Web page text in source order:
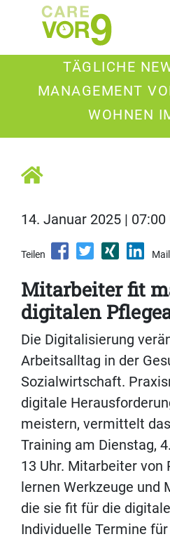
TÄGLICHE
MANAGEMENT
WOHNEN
14. Januar 2025 | 07:00
Teilen
Mitarbeiter fit
digitalen
Die Digitalisierung
Arbeitsalltag in der
Sozialwirtschaft.
digitale
meistern, vermittelt
Training am Dienstag,
13 Uhr. Mitarbeiter von
lernen Werkzeuge und
die sie fit für die
Individuelle Termine